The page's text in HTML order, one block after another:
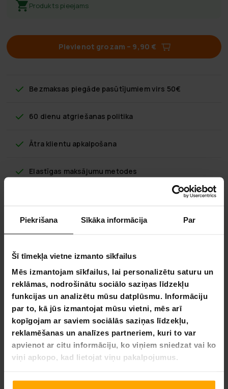
Piekrišana Sīkāka informācija Par
Šī tīmekļa vietne izmanto sīkfailus
Mēs izmantojam sīkfailus, lai personalizētu saturu un
reklāmas, nodrošinātu sociālo saziņas līdzekļu
funkcijas un analizētu mūsu datplūsmu. Informāciju
par to, kā jūs izmantojat mūsu vietni, mēs arī
kopīgojam ar saviem sociālās saziņas līdzekļu,
reklamēšanas un analīzes partneriem, kuri to var
apvienot ar citu informāciju, ko viņiem sniedzat vai ko
viņi apkopo, kad lietojat viņu pakalpojumus.
Produkts pieejams
Pievienot grozam – 9,90 €
Bezmaksas piegāde pasūtījumiem virs 50€
60 dienu atgriešanas politika
Ātra klientu apkalpošana
Elastīgas maksājumu metodes
Viking Discs Valhalla - Ground
izvēlēties disku golfa diska krāsu.
Plastika: Zeme
Veids: Stabils attāluma raidītājs
Ātrums 12 | Gleznas 5 | Pagriešanas 0 | Izplūdes 2
Viking Discs Valhalla - Ground ir visas labākās īpašības, ko
sagaidāt no ātra raidītāja. Disks ir pietiekami stabils, lai
spētu noturēt savu glūšanas virsmu pat vējainā laikā.
Valhalla darīs darbu jūsu vietā, izvēlēsies līniju, metīs
Iesakām sākt ar hīzeriem, izmantojot Valhalla. Ātri